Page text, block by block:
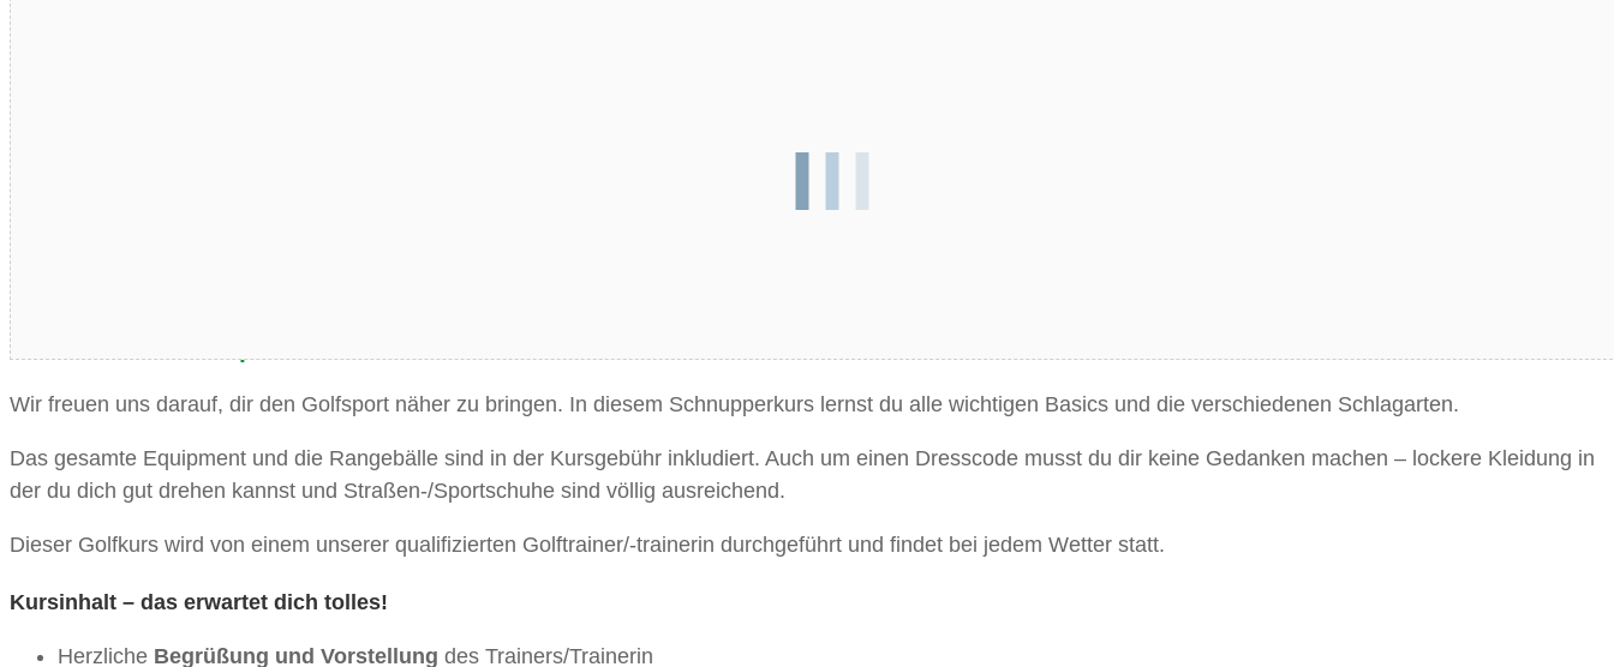
Entdecke wieviel Spaß Golfen macht!
Wir freuen uns darauf, dir den Golfsport näher zu bringen. In diesem Schnupperkurs lernst du alle wichtigen Basics und die verschiedenen Schlagarten.
Das gesamte Equipment und die Rangebälle sind in der Kursgebühr inkludiert. Auch um einen Dresscode musst du dir keine Gedanken machen – lockere Kleidung in
der du dich gut drehen kannst und Straßen-/Sportschuhe sind völlig ausreichend.
Dieser Golfkurs wird von einem unserer qualifizierten Golftrainer/-trainerin durchgeführt und findet bei jedem Wetter statt.
Kursinhalt – das erwartet dich tolles!
Herzliche Begrüßung und Vorstellung des Trainers/Trainerin